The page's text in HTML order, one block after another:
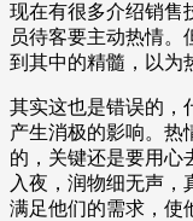
现在有很多介绍销售
员待客要主动热情。
到其中的精髓，以为
其实这也是错误的，
产生消极的影响。热
的，关键还是要用心
入夜，润物细无声，
满足他们的需求，使